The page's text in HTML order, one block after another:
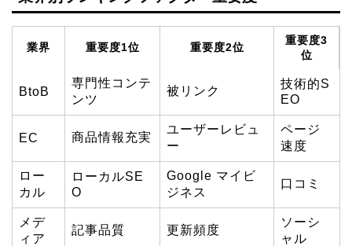
業界 重要度1位 重要度2位
重要度3
位
BtoB
専門性コンテ
ンツ
被リンク
技術的S
EO
EC 商品情報充実
ユーザーレビュ
ー
ページ
速度
ロー
カル
ローカルSE
O
Google マイビ
ジネス
口コミ
メデ
ィア
記事品質 更新頻度
ソーシ
ャル